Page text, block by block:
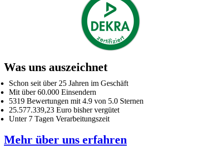
Was uns auszeichnet
Schon seit über 25 Jahren im Geschäft
Mit über 60.000 Einsendern
5319 Bewertungen mit 4.9 von 5.0 Sternen
25.577.339,23 Euro bisher vergütet
Unter 7 Tagen Verarbeitungszeit
Mehr über uns erfahren